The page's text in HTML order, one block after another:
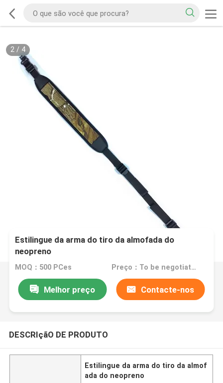
2/ 4
Estilingue da arma do tiro da almofada do
neopreno
MOQ：500 PCes Preço：To be negotiated
Melhor preço Contacte-nos
DESCRIçãO DE PRODUTO
Estilingue da arma do tiro da almof
ada do neopreno